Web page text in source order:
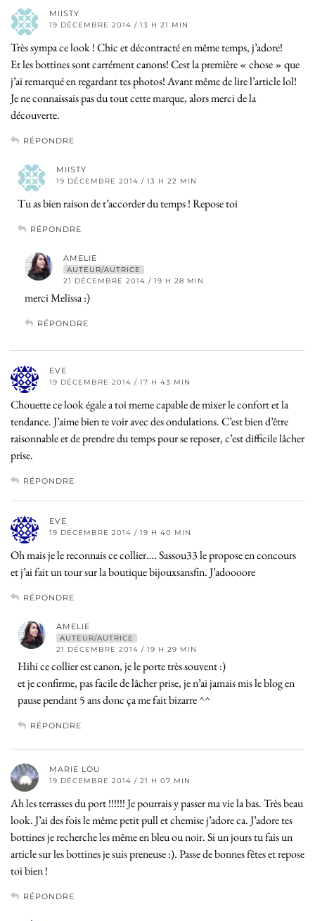
MIISTY
19 DÉCEMBRE 2014 / 13 H 21 MIN
Très sympa ce look ! Chic et décontracté en même temps, j’adore!
Et les bottines sont carrément canons! Cest la première « chose » que
j’ai remarqué en regardant tes photos! Avant même de lire l’article lol!
Je ne connaissais pas du tout cette marque, alors merci de la
découverte.
RÉPONDRE
MIISTY
19 DÉCEMBRE 2014 / 13 H 22 MIN
Tu as bien raison de t’accorder du temps ! Repose toi
RÉPONDRE
AMELIE
AUTEUR/AUTRICE
21 DÉCEMBRE 2014 / 19 H 28 MIN
merci Melissa :)
RÉPONDRE
EVE
19 DÉCEMBRE 2014 / 17 H 43 MIN
Chouette ce look égale a toi meme capable de mixer le confort et la
tendance. J’aime bien te voir avec des ondulations. C’est bien d’être
raisonnable et de prendre du temps pour se reposer, c’est difficile lâcher
prise.
RÉPONDRE
EVE
19 DÉCEMBRE 2014 / 19 H 40 MIN
Oh mais je le reconnais ce collier…. Sassou33 le propose en concours
et j’ai fait un tour sur la boutique bijouxsansfin. J’adoooore
RÉPONDRE
AMELIE
AUTEUR/AUTRICE
21 DÉCEMBRE 2014 / 19 H 29 MIN
Hihi ce collier est canon, je le porte très souvent :)
et je confirme, pas facile de lâcher prise, je n’ai jamais mis le blog en
pause pendant 5 ans donc ça me fait bizarre ^^
RÉPONDRE
MARIE LOU
19 DÉCEMBRE 2014 / 21 H 07 MIN
Ah les terrasses du port !!!!!! Je pourrais y passer ma vie la bas. Très beau
look. J’ai des fois le même petit pull et chemise j’adore ca. J’adore tes
bottines je recherche les même en bleu ou noir. Si un jours tu fais un
article sur les bottines je suis preneuse :). Passe de bonnes fêtes et repose
toi bien !
RÉPONDRE